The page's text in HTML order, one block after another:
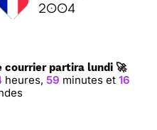
partira lundi 🚀
heures,59 minutes et15